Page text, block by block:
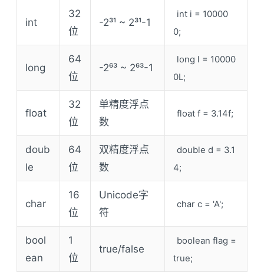
int
32
位
-2³¹ ~ 2³¹-1
int i = 10000
0;
long
64
位
-2⁶³ ~ 2⁶³-1
long l = 10000
0L;
float
32
位
单精度浮点
数
float f = 3.14f;
doub
le
64
位
双精度浮点
数
double d = 3.1
4;
char
16
位
Unicode字
符
char c = 'A';
bool
ean
1
位
true/false
boolean flag =
true;